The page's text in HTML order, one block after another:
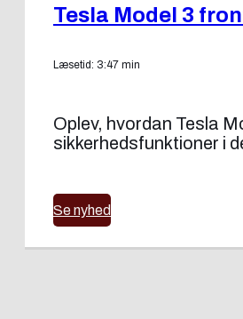
Tesla Model 3
Læsetid: 3:47 min
Oplev, hvordan Tesla
sikkerhedsfunktioner i
Se nyhed